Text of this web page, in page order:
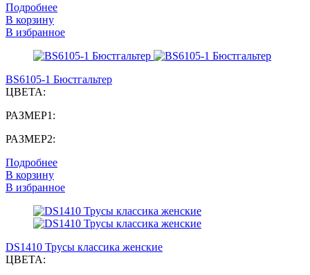
Подробнее
В корзину
В избранное
BS6105-1 Бюстгальтер
ЦВЕТА:
РАЗМЕР1:
РАЗМЕР2:
Подробнее
В корзину
В избранное
DS1410 Трусы классика женские
ЦВЕТА: